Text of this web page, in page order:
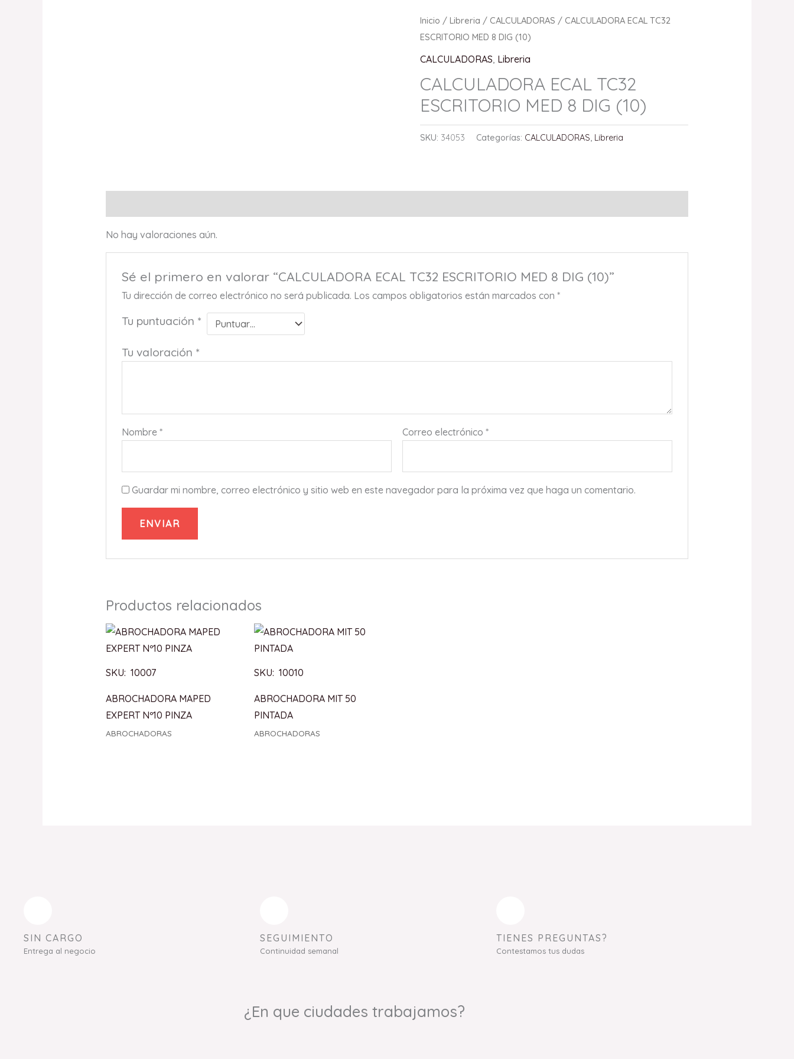
Inicio /Libreria / CALCULADORAS / CALCULADORA ECAL TC32
ESCRITORIO MED 8 DIG (10)
CALCULADORAS, Libreria
CALCULADORA ECAL TC32
ESCRITORIO MED 8 DIG (10)
SKU: 34053 Categorías: CALCULADORAS, Libreria
No hay valoraciones aún.
Sé el primero en valorar “CALCULADORA ECAL TC32 ESCRITORIO MED 8 DIG (10)”
Tu dirección de correo electrónico no será publicada. Los campos obligatorios están marcados con*
Tu puntuación *
Tu valoración *
Nombre* Correo electrónico*
Guardar mi nombre, correo electrónico y sitio web en este navegador para la próxima vez que haga un comentario.
Productos relacionados
SKU: 10007
ABROCHADORA MAPED
EXPERT Nº10 PINZA
ABROCHADORAS
SKU: 10010
ABROCHADORA MIT 50
PINTADA
ABROCHADORAS
SIN CARGO
Entrega al negocio
SEGUIMIENTO
Continuidad semanal
TIENES PREGUNTAS?
Contestamos tus dudas
¿En que ciudades trabajamos?